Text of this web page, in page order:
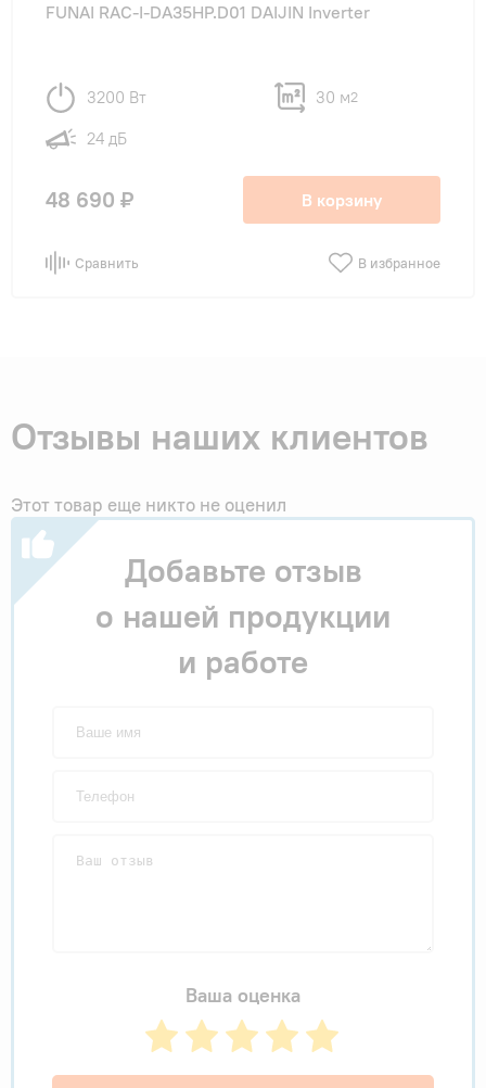
FUNAI RAC-I-DA35HP.D01 DAIJIN Inverter
3200 Вт 30 м2
24 дБ
48 690 ₽ В корзину
Сравнить В избранное
Отзывы наших клиентов
Этот товар еще никто не оценил
Добавьте отзыв
о нашей продукции
и работе
Ваша оценка